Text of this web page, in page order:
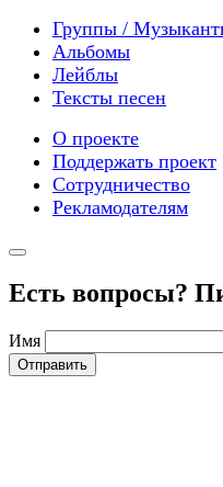
Группы /
Альбомы
Лейблы
Тексты песен
О проекте
Поддержать проект
Сотрудничество
Рекламодателям
Есть вопросы?
Имя